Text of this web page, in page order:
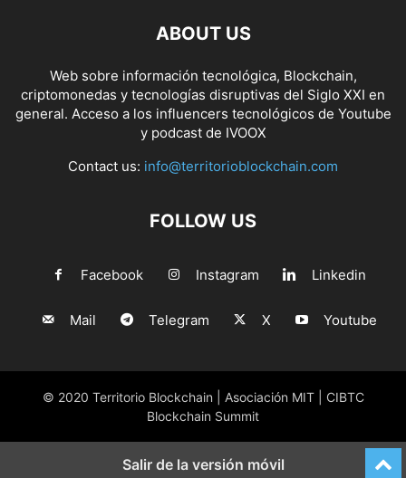
ABOUT US
Web sobre información tecnológica, Blockchain,
criptomonedas y tecnologías disruptivas del Siglo XXI en
general. Acceso a los influencers tecnológicos de Youtube
y podcast de IVOOX
Contact us: info@territorioblockchain.com
FOLLOW US
Facebook Instagram Linkedin
Mail Telegram X Youtube
© 2020 Territorio Blockchain | Asociación MIT | CIBTC
Blockchain Summit
Salir de la versión móvil